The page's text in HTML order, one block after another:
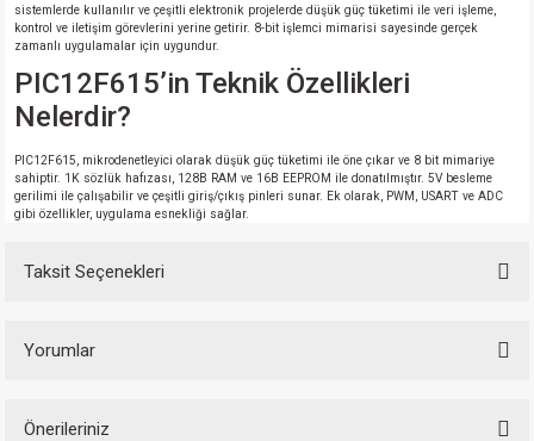
sistemlerde kullanılır ve çeşitli elektronik projelerde düşük güç tüketimi ile veri işleme,
kontrol ve iletişim görevlerini yerine getirir. 8-bit işlemci mimarisi sayesinde gerçek
zamanlı uygulamalar için uygundur.
PIC12F615’in Teknik Özellikleri
Nelerdir?
PIC12F615, mikrodenetleyici olarak düşük güç tüketimi ile öne çıkar ve 8 bit mimariye
sahiptir. 1K sözlük hafızası, 128B RAM ve 16B EEPROM ile donatılmıştır. 5V besleme
gerilimi ile çalışabilir ve çeşitli giriş/çıkış pinleri sunar. Ek olarak, PWM, USART ve ADC
gibi özellikler, uygulama esnekliği sağlar.
Taksit Seçenekleri
Yorumlar
Önerileriniz